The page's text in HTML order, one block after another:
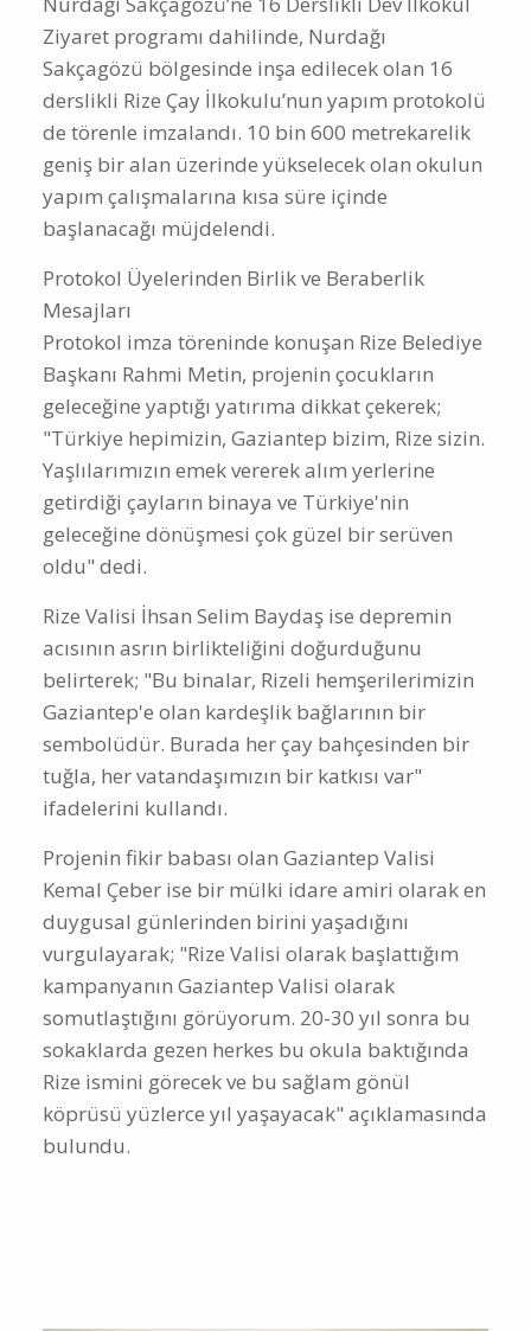
Ziyaret programı dahilinde, Nurdağı
Sakçagözü bölgesinde inşa edilecek olan 16
derslikli Rize Çay İlkokulu’nun yapım protokolü
de törenle imzalandı. 10 bin 600 metrekarelik
geniş bir alan üzerinde yükselecek olan okulun
yapım çalışmalarına kısa süre içinde
başlanacağı müjdelendi.
Protokol Üyelerinden Birlik ve Beraberlik
Mesajları
Protokol imza töreninde konuşan Rize Belediye
Başkanı Rahmi Metin, projenin çocukların
geleceğine yaptığı yatırıma dikkat çekerek;
"Türkiye hepimizin, Gaziantep bizim, Rize sizin.
Yaşlılarımızın emek vererek alım yerlerine
getirdiği çayların binaya ve Türkiye'nin
geleceğine dönüşmesi çok güzel bir serüven
oldu" dedi.
Rize Valisi İhsan Selim Baydaş ise depremin
acısının asrın birlikteliğini doğurduğunu
belirterek; "Bu binalar, Rizeli hemşerilerimizin
Gaziantep'e olan kardeşlik bağlarının bir
sembolüdür. Burada her çay bahçesinden bir
tuğla, her vatandaşımızın bir katkısı var"
ifadelerini kullandı.
Projenin fikir babası olan Gaziantep Valisi
Kemal Çeber ise bir mülki idare amiri olarak en
duygusal günlerinden birini yaşadığını
vurgulayarak; "Rize Valisi olarak başlattığım
kampanyanın Gaziantep Valisi olarak
somutlaştığını görüyorum. 20-30 yıl sonra bu
sokaklarda gezen herkes bu okula baktığında
Rize ismini görecek ve bu sağlam gönül
köprüsü yüzlerce yıl yaşayacak" açıklamasında
bulundu.